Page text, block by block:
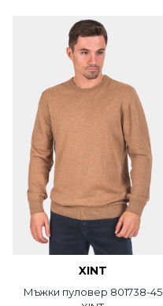
XINT
Мъжки пуловер 801738-45